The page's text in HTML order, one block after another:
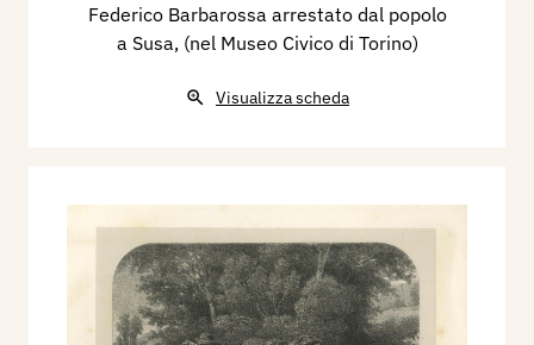
Federico Barbarossa arrestato dal popolo
a Susa, (nel Museo Civico di Torino)
Visualizza scheda